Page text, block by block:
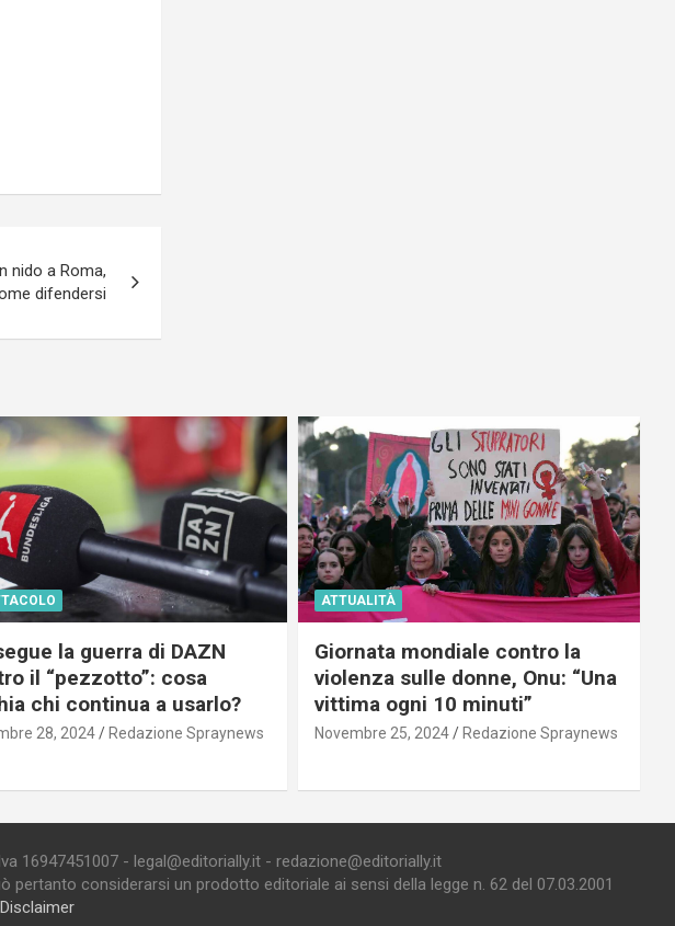
nido a Roma,
difendersi
la guerra di DAZN
il “pezzotto”: cosa
chi continua a usarlo?
28, 2024 Redazione Spraynews
ATTUALITÀ
Giornata mondiale contro la
violenza sulle donne, Onu: “Una
vittima ogni 10 minuti”
Novembre 25, 2024 Redazione Spraynews
16947451007 - legal@editorially.it - redazione@editorially.it
considerarsi un prodotto editoriale ai sensi della legge n. 62 del 07.03.2001
Disclaimer